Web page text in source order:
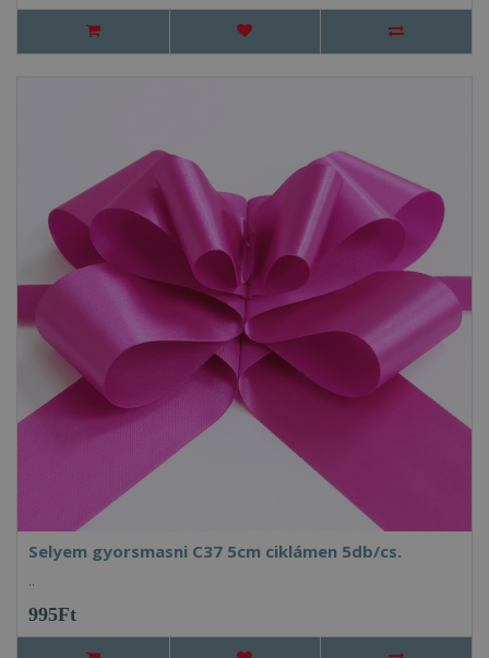
Selyem gyorsmasni C37 5cm ciklámen 5db/cs.
..
995Ft